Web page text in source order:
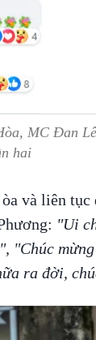
MC Đan
hai
và liên
"Ui
"Chúc
ra đời,